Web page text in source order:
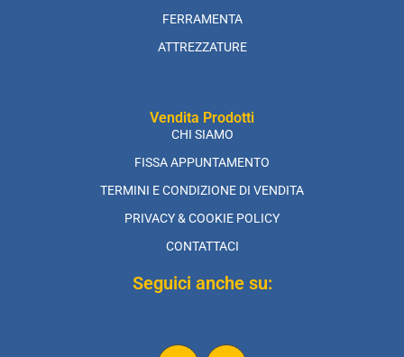
FERRAMENTA
ATTREZZATURE
Vendita Prodotti
CHI SIAMO
FISSA APPUNTAMENTO
TERMINI E CONDIZIONE DI VENDITA
PRIVACY & COOKIE POLICY
CONTATTACI
Seguici anche su: